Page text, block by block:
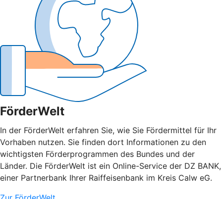
FörderWelt
In der FörderWelt erfahren Sie, wie Sie Fördermittel für Ihr
Vorhaben nutzen. Sie finden dort Informationen zu den
wichtigsten Förderprogrammen des Bundes und der
Länder. Die FörderWelt ist ein Online-Service der DZ BANK,
einer Partnerbank Ihrer Raiffeisenbank im Kreis Calw eG.